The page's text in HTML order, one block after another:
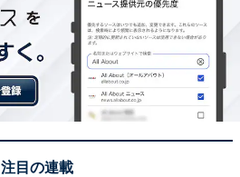
注目の連載